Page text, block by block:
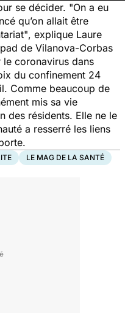
se décider. "On a eu
qu’on allait être
, explique Laure
de Vilanova-Corbas
coronavirus dans
du confinement 24
Comme beaucoup de
mis sa vie
des résidents. Elle ne le
a resserré les liens
LE MAG DE LA SANTÉ